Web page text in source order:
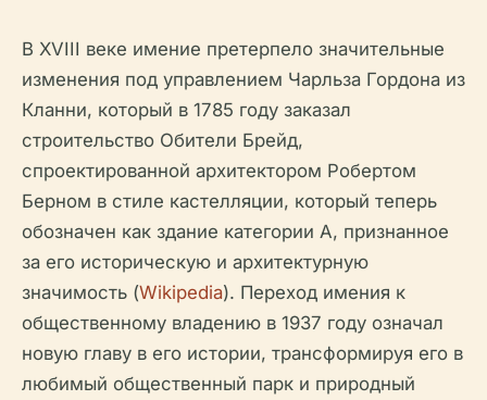
В XVIII веке имение претерпело значительные
изменения под управлением Чарльза Гордона из
Кланни, который в 1785 году заказал
строительство Обители Брейд,
спроектированной архитектором Робертом
Берном в стиле кастелляции, который теперь
обозначен как здание категории A, признанное
за его историческую и архитектурную
значимость (Wikipedia). Переход имения к
общественному владению в 1937 году означал
новую главу в его истории, трансформируя его в
любимый общественный парк и природный